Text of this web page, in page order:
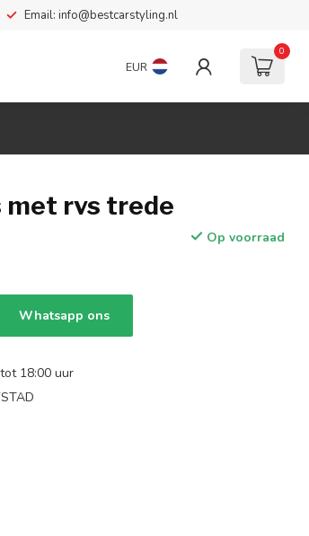
Email: info@bestcarstyling.nl
EUR
0
met rvs trede
Op voorraad
Whatsapp ons
18:00 uur